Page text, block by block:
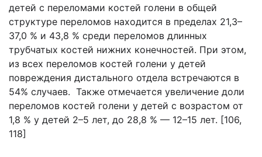
детей с переломами костей голени в общей
структуре переломов находится в пределах 21,3–
37,0 % и 43,8 % среди переломов длинных
трубчатых костей нижних конечностей. При этом,
из всех переломов костей голени у детей
повреждения дистального отдела встречаются в
54% случаев. Также отмечается увеличение доли
переломов костей голени у детей с возрастом от
1,8 % у детей 2–5 лет, до 28,8 % — 12–15 лет. [106,
118]